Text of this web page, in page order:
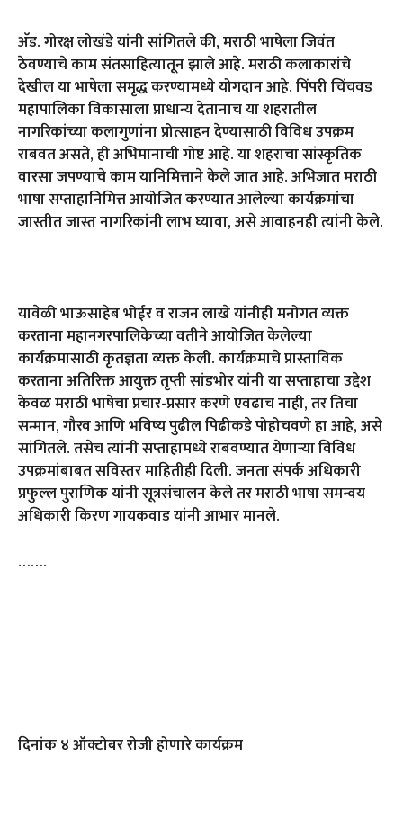
अ‍ॅड. गोरक्ष लोखंडे यांनी सांगितले की,मराठी भाषेला जिवंत
ठेवण्याचे काम संतसाहित्यातून झाले आहे. मराठी कलाकारांचे
देखील या भाषेला समृद्ध करण्यामध्ये योगदान आहे. पिंपरी चिंचवड
महापालिका विकासाला प्राधान्य देतानाच या शहरातील
नागरिकांच्या कलागुणांना प्रोत्साहन देण्यासाठी विविध उपक्रम
राबवत असते,ही अभिमानाची गोष्ट आहे. या शहराचा सांस्कृतिक
वारसा जपण्याचे काम यानिमित्ताने केले जात आहे. अभिजात मराठी
भाषा सप्ताहानिमित्त आयोजित करण्यात आलेल्या कार्यक्रमांचा
जास्तीत जास्त नागरिकांनी लाभ घ्यावा,असे आवाहनही त्यांनी केले.
यावेळी भाऊसाहेब भोईर व राजन लाखे यांनीही मनोगत व्यक्त
करताना महानगरपालिकेच्या वतीने आयोजित केलेल्या
कार्यक्रमासाठी कृतज्ञता व्यक्त केली. कार्यक्रमाचे प्रास्ताविक
करताना अतिरिक्त आयुक्त तृप्ती सांडभोर यांनी या सप्ताहाचा उद्देश
केवळ मराठी भाषेचा प्रचार-प्रसार करणे एवढाच नाही,तर तिचा
सन्मान,गौरव आणि भविष्य पुढील पिढीकडे पोहोचवणे हा आहे,असे
सांगितले. तसेच त्यांनी सप्ताहामध्ये राबवण्यात येणाऱ्या विविध
उपक्रमांबाबत सविस्तर माहितीही दिली. जनता संपर्क अधिकारी
प्रफुल्ल पुराणिक यांनी सूत्रसंचालन केले तर मराठी भाषा समन्वय
अधिकारी किरण गायकवाड यांनी आभार मानले.
…….
दिनांक ४ ऑक्टोबर रोजी होणारे कार्यक्रम